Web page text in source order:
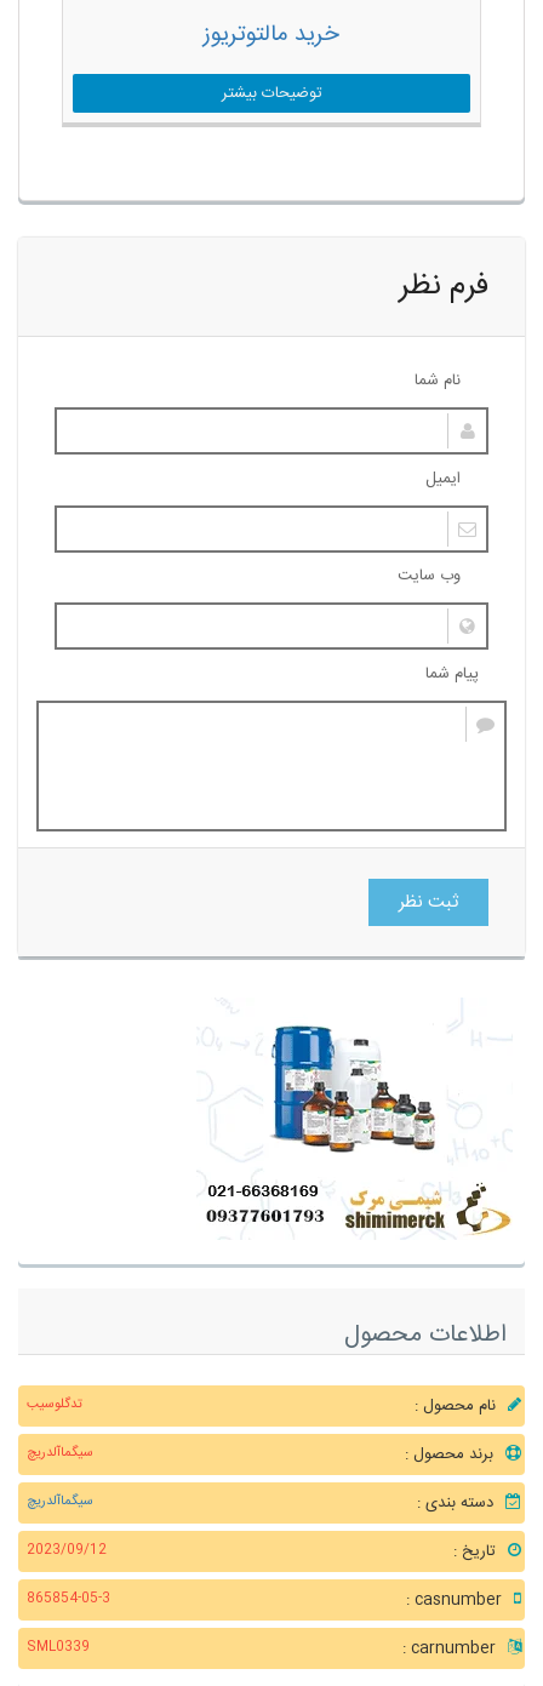
خرید مالتوتریوز
توضیحات بیشتر
فرم نظر
نام شما
ایمیل
وب سایت
پیام شما
ثبت نظر
اطلاعات محصول
نام محصول : تدگلوسیب
برند محصول : سیگماآلدریچ
دسته بندی : سیگماآلدریچ
تاریخ : 2023/09/12
865854-05-3
SML0339